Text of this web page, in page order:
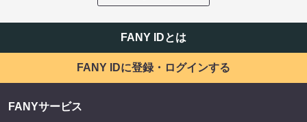
FANY IDとは
FANY IDに登録・ログインする
FANYサービス